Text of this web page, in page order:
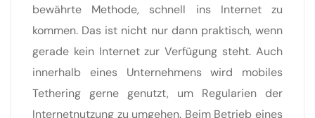
bewährte Methode, schnell ins Internet zu
kommen. Das ist nicht nur dann praktisch, wenn
gerade kein Internet zur Verfügung steht. Auch
innerhalb eines Unternehmens wird mobiles
Tethering gerne genutzt, um Regularien der
Internetnutzung zu umgehen. Beim Betrieb eines